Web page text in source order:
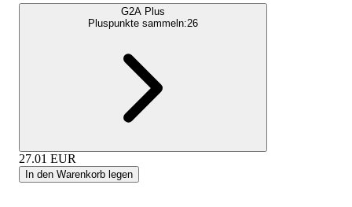
G2A Plus
Pluspunkte sammeln:26
27.01 EUR
In den Warenkorb legen